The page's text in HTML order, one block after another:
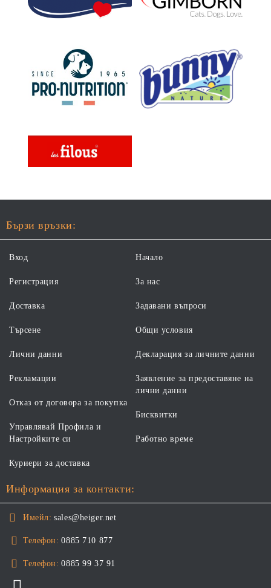
Бързи връзки:
Вход
Регистрация
Доставка
Търсене
Начало
За нас
Задавани въпроси
Общи условия
Лични данни
Рекламации
Отказ от договора за покупка
Управлявай Профила и
Настройките си
Декларация за личните данни
Заявление за предоставяне на
лични данни
Бисквитки
Работно време
Куриери за доставка
Информация за контакти:
Имейл: sales@heiger.net
Телефон: 0885 710 877
Телефон: 0885 99 37 91